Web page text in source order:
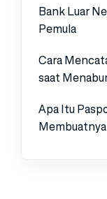
Bank Luar
Pemula
Cara
saat
Apa Itu
Membuatnya